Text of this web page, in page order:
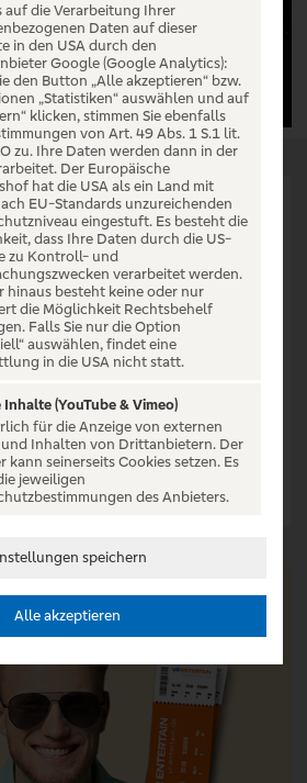
Events
Alle Orte
Suchen
auf die Verarbeitung Ihrer
Daten auf dieser
in den USA durch den
Google (Google Analytics):
den Button „Alle akzeptieren“ bzw.
„Statistiken“ auswählen und auf
klicken, stimmen Sie ebenfalls
von Art. 49 Abs. 1 S.1 lit.
zu. Ihre Daten werden dann in der
Der Europäische
hat die USA als ein Land mit
EU-Standards unzureichenden
eingestuft. Es besteht die
dass Ihre Daten durch die US-
zu Kontroll- und
verarbeitet werden.
hinaus besteht keine oder nur
die Möglichkeit Rechtsbehelf
Falls Sie nur die Option
auswählen, findet eine
in die USA nicht statt.
Inhalte (YouTube & Vimeo)
für die Anzeige von externen
und Inhalten von Drittanbietern. Der
kann seinerseits Cookies setzen. Es
jeweiligen
des Anbieters.
speichern
Alle akzeptieren